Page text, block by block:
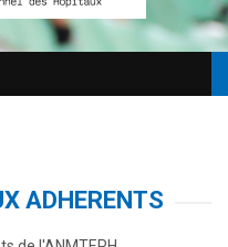
ADHERENTS